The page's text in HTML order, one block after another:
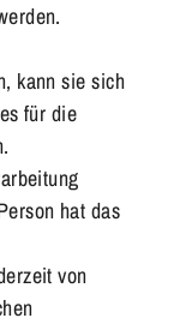
kann sie sich
für die
hat das
von